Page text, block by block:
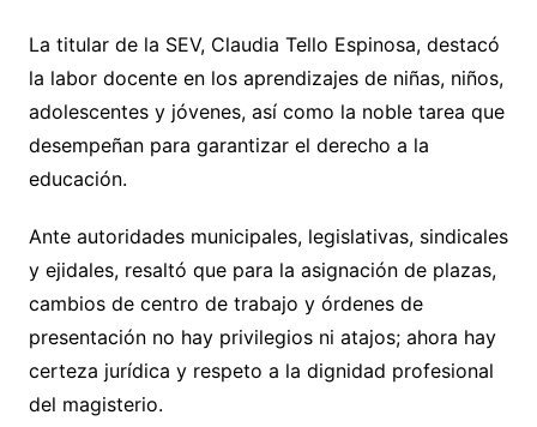
La titular de la SEV, Claudia Tello Espinosa, destacó
la labor docente en los aprendizajes de niñas, niños,
adolescentes y jóvenes, así como la noble tarea que
desempeñan para garantizar el derecho a la
educación.
Ante autoridades municipales, legislativas, sindicales
y ejidales, resaltó que para la asignación de plazas,
cambios de centro de trabajo y órdenes de
presentación no hay privilegios ni atajos; ahora hay
certeza jurídica y respeto a la dignidad profesional
del magisterio.